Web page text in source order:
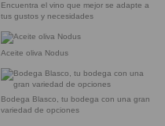
Encuentra el vino que mejor se adapte a
tus gustos y necesidades
Aceite oliva Nodus
Bodega Blasco, tu bodega con una gran
variedad de opciones